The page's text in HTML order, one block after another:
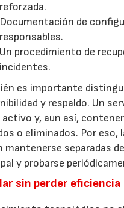
reforzada.
Documentación de
responsables.
Un procedimiento de
incidentes.
es importante
y respaldo. Un
y, aun así,
o eliminados. Por eso,
mantenerse separadas
y probarse
sin perder eficiencia